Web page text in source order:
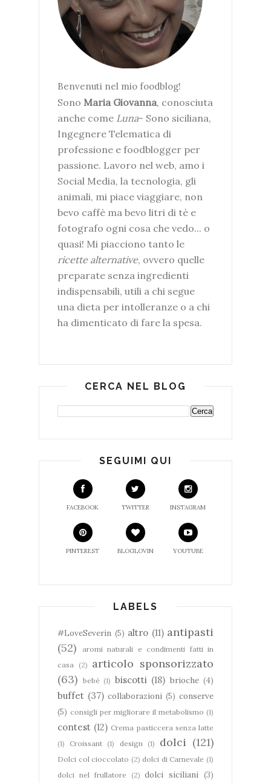
Benvenuti nel mio foodblog!
Sono Maria Giovanna, conosciuta
anche come Luna- Sono siciliana,
Ingegnere Telematica di
professione e foodblogger per
passione. Lavoro nel web, amo i
Social Media, la tecnologia, gli
animali, mi piace viaggiare, non
bevo caffè ma bevo litri di tè e
fotografo ogni cosa che vedo... o
quasi! Mi piacciono tanto le
ricette alternative, ovvero quelle
preparate senza ingredienti
indispensabili, utili a chi segue
una dieta per intolleranze o a chi
ha dimenticato di fare la spesa.
CERCA NEL BLOG
SEGUIMI QUI
FACEBOOK TWITTER INSTAGRAM
PINTEREST BLOGLOVIN YOUTUBE
LABELS
#LoveSeverin (5) altro (11) antipasti
(52)
aromi naturali e condimenti fatti in
casa
(2) articolo sponsorizzato
(63) bebè (1) biscotti (18) brioche (4)
buffet (37) collaborazioni (5) conserve
(5) consigli per migliorare il metabolismo (1)
contest (12) Crema pasticcera senza latte
(1)
Croissant (1) design (1) dolci (121)
Dolci col cioccolato (2) dolci di Carnevale (1)
dolci nel frullatore
(2) dolci siciliani (3)